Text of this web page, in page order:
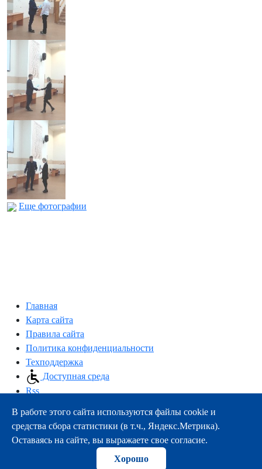
Еще фотографии
Главная
Карта сайта
Правила сайта
Политика конфиденциальности
Техподдержка
Доступная среда
Rss
163000, г.Архангельск, пр-т Троицкий, 51
тел.:+7 (8182) 21-11-63
e-mail:info@nsmu.ru
© ФГБОУ ВО СГМУ (г. Архангельск) Минздрава России
В работе этого сайта используются файлы cookie и
средства сбора статистики (в т.ч., Яндекс.Метрика).
Оставаясь на сайте, вы выражаете свое согласие.
Хорошо